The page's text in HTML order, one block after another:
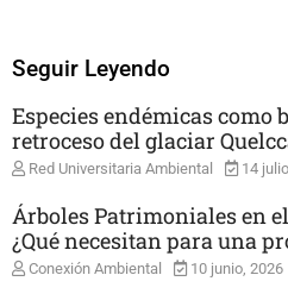
Seguir Leyendo
Especies endémicas como
retroceso del glaciar
Red Universitaria Ambiental 14
Árboles Patrimoniales en
¿Qué necesitan para una
Conexión Ambiental 10 junio, 2026